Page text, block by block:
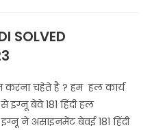
SOLVED
करना चहेते है ? हम हल कार्य
इग्नू बेवे 181 हिंदी हल
ने असाइनमेंट बेवई 181 हिंदी